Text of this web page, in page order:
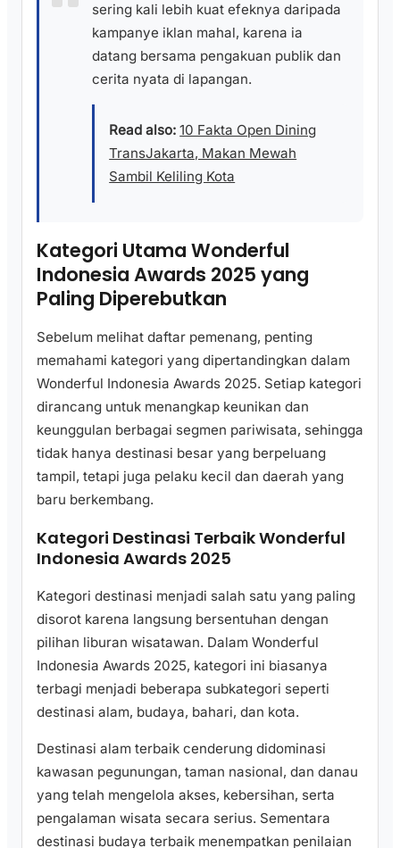
sering kali lebih kuat efeknya daripada
kampanye iklan mahal, karena ia
datang bersama pengakuan publik dan
cerita nyata di lapangan.
Read also: 10 Fakta Open Dining
TransJakarta, Makan Mewah
Sambil Keliling Kota
Kategori Utama Wonderful
Indonesia Awards 2025 yang
Paling Diperebutkan
Sebelum melihat daftar pemenang, penting
memahami kategori yang dipertandingkan dalam
Wonderful Indonesia Awards 2025. Setiap kategori
dirancang untuk menangkap keunikan dan
keunggulan berbagai segmen pariwisata, sehingga
tidak hanya destinasi besar yang berpeluang
tampil, tetapi juga pelaku kecil dan daerah yang
baru berkembang.
Kategori Destinasi Terbaik Wonderful
Indonesia Awards 2025
Kategori destinasi menjadi salah satu yang paling
disorot karena langsung bersentuhan dengan
pilihan liburan wisatawan. Dalam Wonderful
Indonesia Awards 2025, kategori ini biasanya
terbagi menjadi beberapa subkategori seperti
destinasi alam, budaya, bahari, dan kota.
Destinasi alam terbaik cenderung didominasi
kawasan pegunungan, taman nasional, dan danau
yang telah mengelola akses, kebersihan, serta
pengalaman wisata secara serius. Sementara
destinasi budaya terbaik menempatkan penilaian